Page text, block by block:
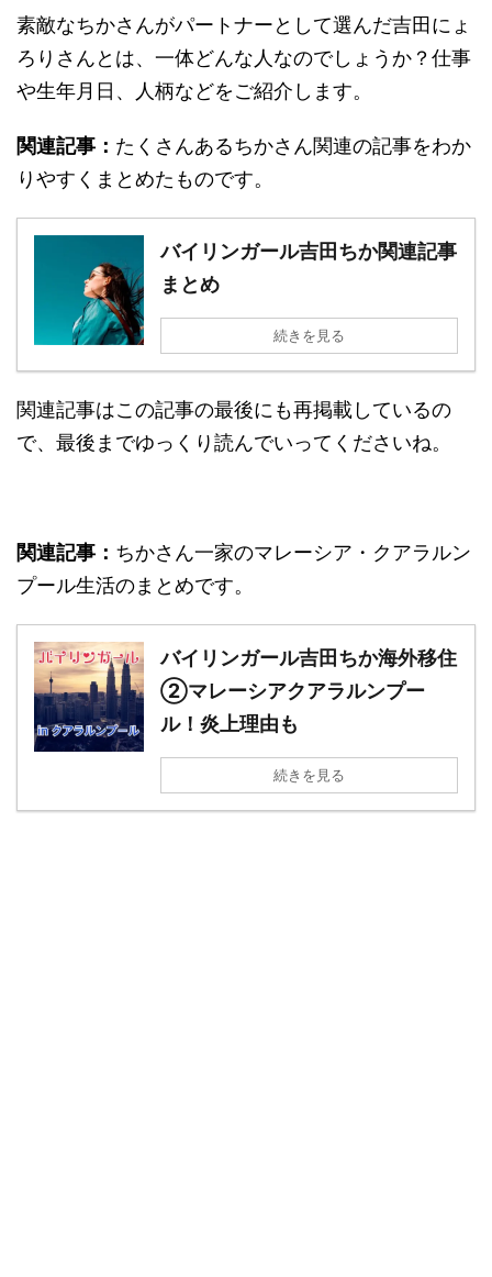
素敵なちかさんがパートナーとして選んだ吉田にょ
ろりさんとは、一体どんな人なのでしょうか？仕事
や生年月日、人柄などをご紹介します。
関連記事： たくさんあるちかさん関連の記事をわか
りやすくまとめたものです。
バイリンガール吉田ちか関連記事
まとめ
続きを見る
関連記事はこの記事の最後にも再掲載しているの
で、最後までゆっくり読んでいってくださいね。
関連記事： ちかさん一家のマレーシア・クアラルン
プール生活のまとめです。
バイリンガール吉田ちか海外移住
②マレーシアクアラルンプー
ル！炎上理由も
続きを見る